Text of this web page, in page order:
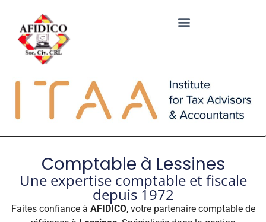
Comptable à Lessines
Une expertise comptable et fiscale
depuis 1972
Faites confiance à AFIDICO, votre partenaire comptable de